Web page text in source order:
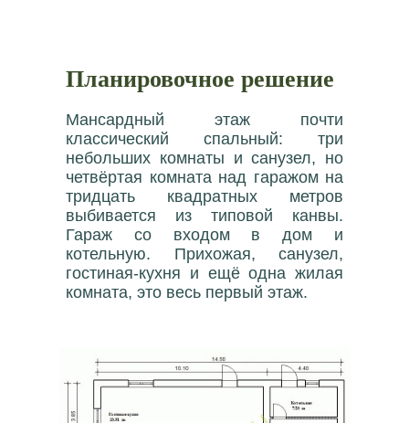
Планировочное решение
Мансардный этаж почти
классический спальный: три
небольших комнаты и санузел, но
четвёртая комната над гаражом на
тридцать квадратных метров
выбивается из типовой канвы.
Гараж со входом в дом и
котельную. Прихожая, санузел,
гостиная-кухня и ещё одна жилая
комната, это весь первый этаж.